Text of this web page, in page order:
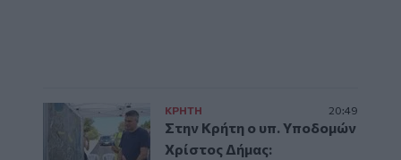
ΚΡΗΤΗ 20:49
Στην Κρήτη ο υπ. Υποδομών
Χρίστος Δήμας: